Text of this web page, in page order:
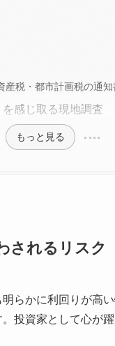
税・都市計画税の通知
感じ取る現地調査
もっと見る
されるリスク
らかに利回りが高
投資家として心が